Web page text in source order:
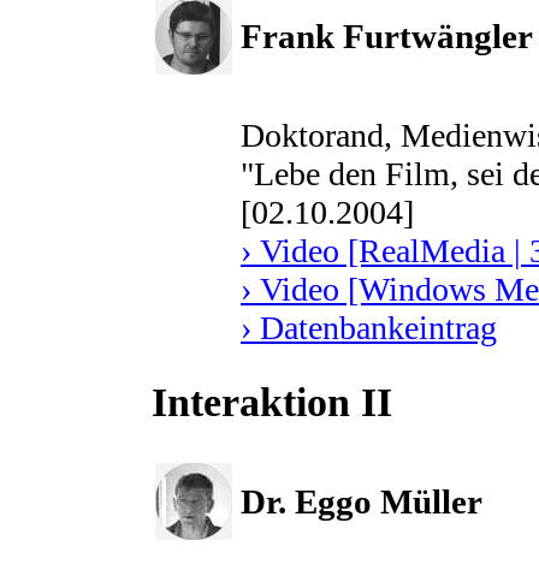
Frank Furtwängler
Doktorand,
"Lebe den Film, sei
[02.10.2004]
› Video [RealMedia |
› Video [Windows
› Datenbankeintrag
Interaktion II
Dr. Eggo Müller